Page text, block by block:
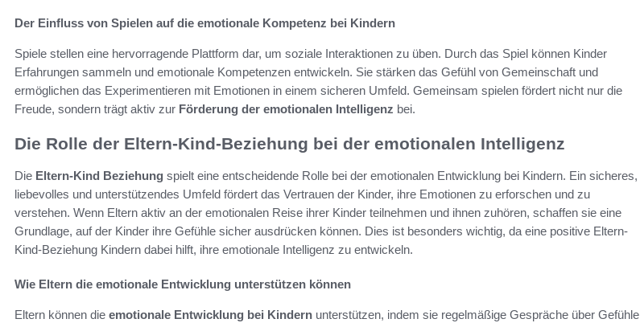
Der Einfluss von Spielen auf die emotionale Kompetenz bei Kindern
Spiele stellen eine hervorragende Plattform dar, um soziale Interaktionen zu üben. Durch das Spiel können Kinder
Erfahrungen sammeln und emotionale Kompetenzen entwickeln. Sie stärken das Gefühl von Gemeinschaft und
ermöglichen das Experimentieren mit Emotionen in einem sicheren Umfeld. Gemeinsam spielen fördert nicht nur die
Freude, sondern trägt aktiv zur Förderung der emotionalen Intelligenz bei.
Die Rolle der Eltern-Kind-Beziehung bei der emotionalen Intelligenz
Die Eltern-Kind Beziehung spielt eine entscheidende Rolle bei der emotionalen Entwicklung bei Kindern. Ein sicheres,
liebevolles und unterstützendes Umfeld fördert das Vertrauen der Kinder, ihre Emotionen zu erforschen und zu
verstehen. Wenn Eltern aktiv an der emotionalen Reise ihrer Kinder teilnehmen und ihnen zuhören, schaffen sie eine
Grundlage, auf der Kinder ihre Gefühle sicher ausdrücken können. Dies ist besonders wichtig, da eine positive Eltern-
Kind-Beziehung Kindern dabei hilft, ihre emotionale Intelligenz zu entwickeln.
Wie Eltern die emotionale Entwicklung unterstützen können
Eltern können die emotionale Entwicklung bei Kindern unterstützen, indem sie regelmäßige Gespräche über Gefühle